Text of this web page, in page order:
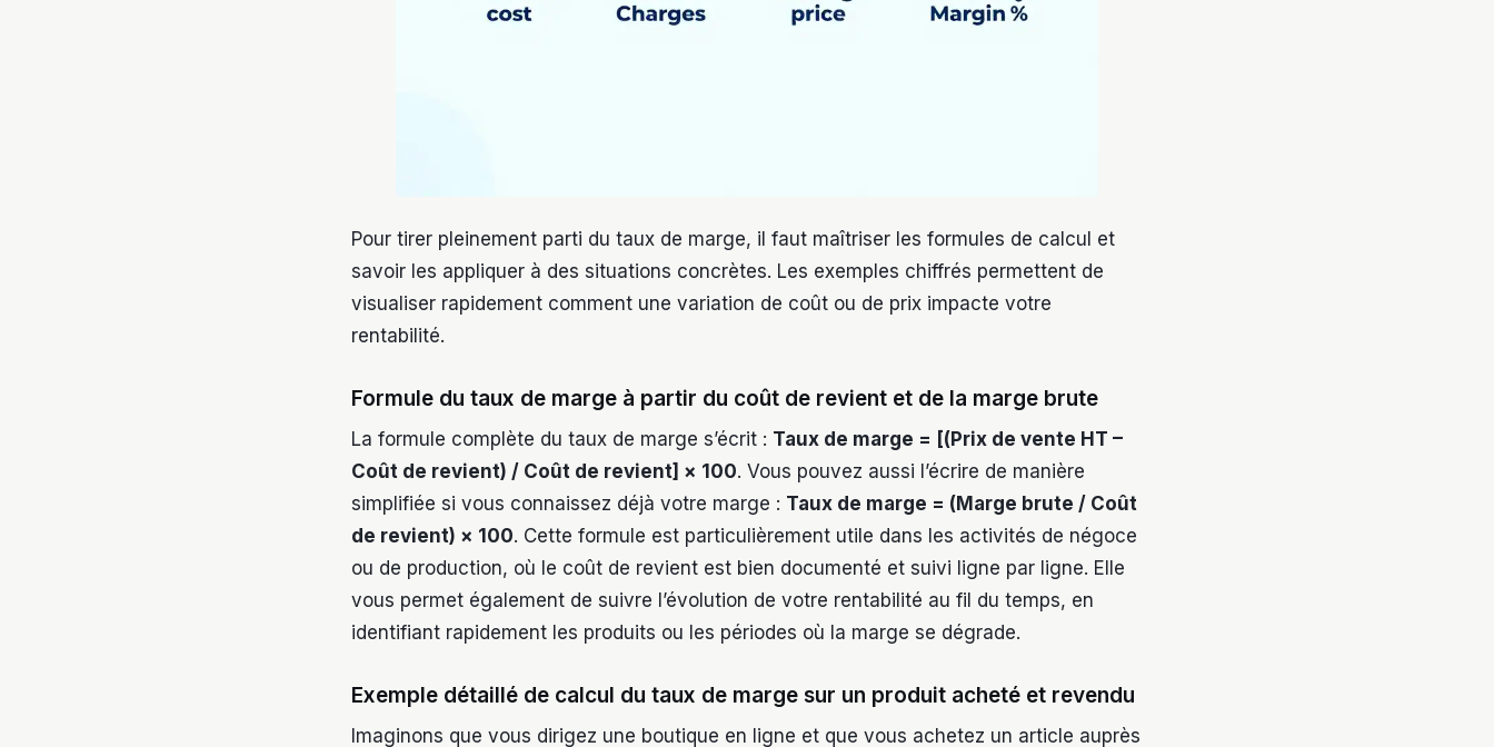
Pour tirer pleinement parti du taux de marge, il faut maîtriser les formules de calcul et
savoir les appliquer à des situations concrètes. Les exemples chiffrés permettent de
visualiser rapidement comment une variation de coût ou de prix impacte votre
rentabilité.
Formule du taux de marge à partir du coût de revient et de la marge brute
La formule complète du taux de marge s’écrit : Taux de marge = [(Prix de vente HT –
Coût de revient) / Coût de revient] × 100. Vous pouvez aussi l’écrire de manière
simplifiée si vous connaissez déjà votre marge : Taux de marge = (Marge brute / Coût
de revient) × 100. Cette formule est particulièrement utile dans les activités de négoce
ou de production, où le coût de revient est bien documenté et suivi ligne par ligne. Elle
vous permet également de suivre l’évolution de votre rentabilité au fil du temps, en
identifiant rapidement les produits ou les périodes où la marge se dégrade.
Exemple détaillé de calcul du taux de marge sur un produit acheté et revendu
Imaginons que vous dirigez une boutique en ligne et que vous achetez un article auprès